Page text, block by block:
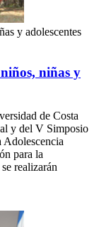
y adolescentes
niñas y
de Costa
y del V Simposio
para la
realizarán